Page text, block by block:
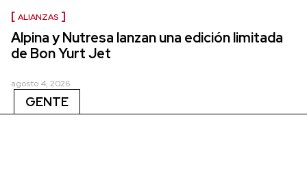
ALIANZAS
Alpina y Nutresa lanzan una edición limitada
de Bon Yurt Jet
agosto 4, 2026
GENTE